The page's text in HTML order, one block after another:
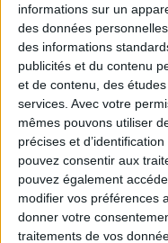
informations sur un
des données
des informations
publicités et du contenu
et de contenu, des
services. Avec votre
mêmes pouvons utiliser
précises et
pouvez consentir aux
pouvez également
modifier vos préférences
donner votre
traitements de vos
TOUT CE QUE